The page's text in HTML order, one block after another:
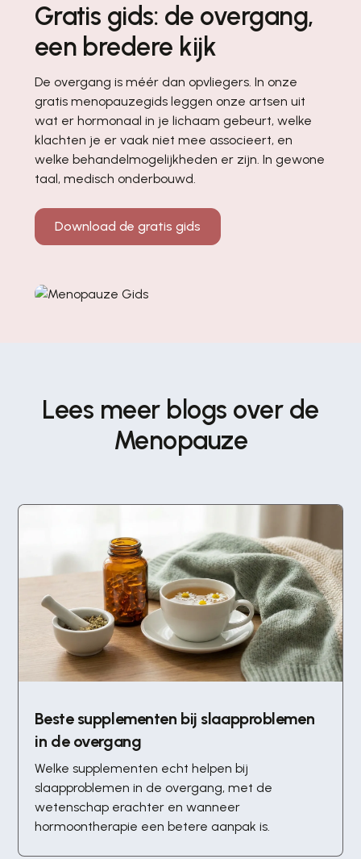
Gratis gids: de overgang,
een bredere kijk
De overgang is méér dan opvliegers. In onze
gratis menopauzegids leggen onze artsen uit
wat er hormonaal in je lichaam gebeurt, welke
klachten je er vaak niet mee associeert, en
welke behandelmogelijkheden er zijn. In gewone
taal, medisch onderbouwd.
Download de gratis gids
Lees meer blogs over de
Menopauze
Beste supplementen bij slaapproblemen
in de overgang
Welke supplementen echt helpen bij
slaapproblemen in de overgang, met de
wetenschap erachter en wanneer
hormoontherapie een betere aanpak is.